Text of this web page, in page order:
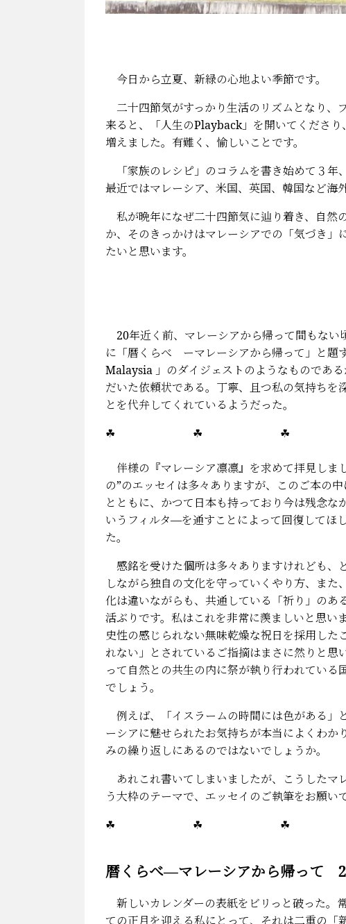
今日から立夏、新緑の心地よい季節です。
二十四節気がすっかり生活のリズムとなり、
来ると、「人生のPlayback」を開いてくださ
増えました。有難く、愉しいことです。
「家族のレシピ」のコラムを書き始めて３年
最近ではマレーシア、米国、英国、韓国など海
私が晩年になぜ二十四節気に辿り着き、自然
か、そのきっかけはマレーシアでの「気づき
たいと思います。
20年近く前、マレーシアから帰って間もない
に「暦くらべ ーマレーシアから帰って」と
Malaysia 」のダイジェストのようなものであ
だいた依頼状である。丁寧、且つ私の気持ちを
とを代弁してくれているようだった。
☘ ☘ ☘
伴様の『マレーシア凛凛』を求めて拝見しま
の”のエッセイは多々ありますが、このご本の
とともに、かつて日本も持っており今は残念
いうフィルタ―を通すことによって回復してほ
た。
感銘を受けた個所は多々ありますけれども、
しながら独自の文化を守っていくやり方、ま
化は違いながらも、共通している「祈り」のあ
活ぶりです。私はこれを非常に羨ましいと思
史性の感じられない無味乾燥な祝日を採用し
れない」とされているご指摘はまさに然りと
って自然との共生の内に祭が執り行われてい
でしょう。
例えば、「イスラームの時間には色がある」
ーシアに魅せられたお気持ちが本当によくわ
みの繰り返しにあるのではないでしょうか。
あれこれ書いてしまいましたが、こうしたマ
う大枠のテーマで、エッセイのご執筆をお願い
☘ ☘ ☘
暦くらべ―マレーシアから帰っ
新しいカレンダーの表紙をビリっと破った。
ての正月を迎える私にとって、それは二重の